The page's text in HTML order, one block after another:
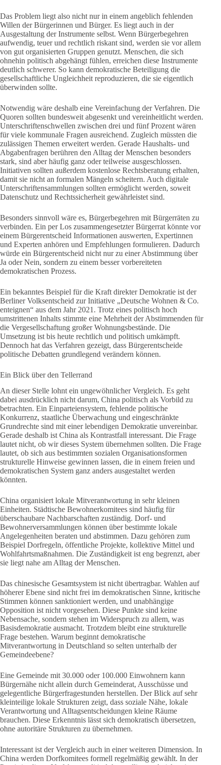
Das Problem liegt also nicht nur in einem angeblich fehlenden
Willen der Bürgerinnen und Bürger. Es liegt auch in der
Ausgestaltung der Instrumente selbst. Wenn Bürgerbegehren
aufwendig, teuer und rechtlich riskant sind, werden sie vor allem
von gut organisierten Gruppen genutzt. Menschen, die sich
ohnehin politisch abgehängt fühlen, erreichen diese Instrumente
deutlich schwerer. So kann demokratische Beteiligung die
gesellschaftliche Ungleichheit reproduzieren, die sie eigentlich
überwinden sollte.
Notwendig wäre deshalb eine Vereinfachung der Verfahren. Die
Quoren sollten bundesweit abgesenkt und vereinheitlicht werden.
Unterschriftenschwellen zwischen drei und fünf Prozent wären
für viele kommunale Fragen ausreichend. Zugleich müssten die
zulässigen Themen erweitert werden. Gerade Haushalts- und
Abgabenfragen berühren den Alltag der Menschen besonders
stark, sind aber häufig ganz oder teilweise ausgeschlossen.
Initiativen sollten außerdem kostenlose Rechtsberatung erhalten,
damit sie nicht an formalen Mängeln scheitern. Auch digitale
Unterschriftensammlungen sollten ermöglicht werden, soweit
Datenschutz und Rechtssicherheit gewährleistet sind.
Besonders sinnvoll wäre es, Bürgerbegehren mit Bürgerräten zu
verbinden. Ein per Los zusammengesetzter Bürgerrat könnte vor
einem Bürgerentscheid Informationen auswerten, Expertinnen
und Experten anhören und Empfehlungen formulieren. Dadurch
würde ein Bürgerentscheid nicht nur zu einer Abstimmung über
Ja oder Nein, sondern zu einem besser vorbereiteten
demokratischen Prozess.
Ein bekanntes Beispiel für die Kraft direkter Demokratie ist der
Berliner Volksentscheid zur Initiative „Deutsche Wohnen & Co.
enteignen“ aus dem Jahr 2021. Trotz eines politisch hoch
umstrittenen Inhalts stimmte eine Mehrheit der Abstimmenden für
die Vergesellschaftung großer Wohnungsbestände. Die
Umsetzung ist bis heute rechtlich und politisch umkämpft.
Dennoch hat das Verfahren gezeigt, dass Bürgerentscheide
politische Debatten grundlegend verändern können.
Ein Blick über den Tellerrand
An dieser Stelle lohnt ein ungewöhnlicher Vergleich. Es geht
dabei ausdrücklich nicht darum, China politisch als Vorbild zu
betrachten. Ein Einparteiensystem, fehlende politische
Konkurrenz, staatliche Überwachung und eingeschränkte
Grundrechte sind mit einer lebendigen Demokratie unvereinbar.
Gerade deshalb ist China als Kontrastfall interessant. Die Frage
lautet nicht, ob wir dieses System übernehmen sollten. Die Frage
lautet, ob sich aus bestimmten sozialen Organisationsformen
strukturelle Hinweise gewinnen lassen, die in einem freien und
demokratischen System ganz anders ausgestaltet werden
könnten.
China organisiert lokale Mitverantwortung in sehr kleinen
Einheiten. Städtische Bewohnerkomitees sind häufig für
überschaubare Nachbarschaften zuständig. Dorf- und
Bewohnerversammlungen können über bestimmte lokale
Angelegenheiten beraten und abstimmen. Dazu gehören zum
Beispiel Dorfregeln, öffentliche Projekte, kollektive Mittel und
Wohlfahrtsmaßnahmen. Die Zuständigkeit ist eng begrenzt, aber
sie liegt nahe am Alltag der Menschen.
Das chinesische Gesamtsystem ist nicht übertragbar. Wahlen auf
höherer Ebene sind nicht frei im demokratischen Sinne, kritische
Stimmen können sanktioniert werden, und unabhängige
Opposition ist nicht vorgesehen. Diese Punkte sind keine
Nebensache, sondern stehen im Widerspruch zu allem, was
Basisdemokratie ausmacht. Trotzdem bleibt eine strukturelle
Frage bestehen. Warum beginnt demokratische
Mitverantwortung in Deutschland so selten unterhalb der
Gemeindeebene?
Eine Gemeinde mit 30.000 oder 100.000 Einwohnern kann
Bürgernähe nicht allein durch Gemeinderat, Ausschüsse und
gelegentliche Bürgerfragestunden herstellen. Der Blick auf sehr
kleinteilige lokale Strukturen zeigt, dass soziale Nähe, lokale
Verantwortung und Alltagsentscheidungen kleine Räume
brauchen. Diese Erkenntnis lässt sich demokratisch übersetzen,
ohne autoritäre Strukturen zu übernehmen.
Interessant ist der Vergleich auch in einer weiteren Dimension. In
China werden Dorfkomitees formell regelmäßig gewählt. In der